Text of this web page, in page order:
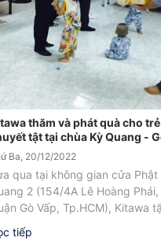
thăm và phát quà cho
tật tại chùa Kỳ Quang -
Ba, 20/12/2022
qua tại không gian cửa Phật
2 (154/4A Lê Hoàng Phái,
Gò Vấp, Tp.HCM), Kitawa
tiếp